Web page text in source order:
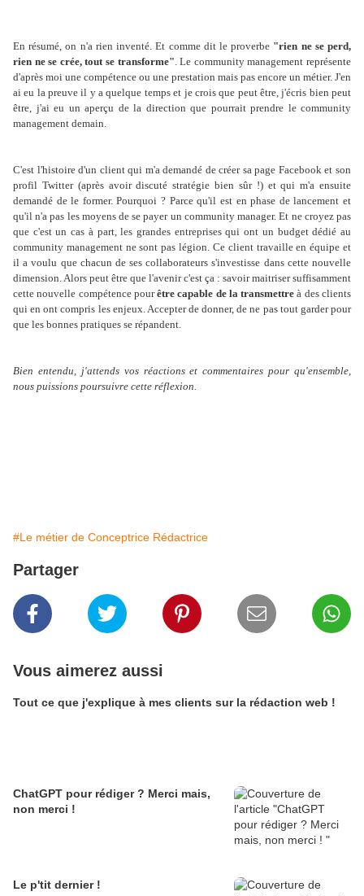
En résumé, on n'a rien inventé. Et comme dit le proverbe "rien ne se perd,
rien ne se crée, tout se transforme". Le community management représente
d'après moi une compétence ou une prestation mais pas encore un métier. J'en
ai eu la preuve il y a quelque temps et je crois que peut être, j'écris bien peut
être, j'ai eu un aperçu de la direction que pourrait prendre le community
management demain.
C'est l'histoire d'un client qui m'a demandé de créer sa page Facebook et son
profil Twitter (après avoir discuté stratégie bien sûr !) et qui m'a ensuite
demandé de le former. Pourquoi ? Parce qu'il est en phase de lancement et
qu'il n'a pas les moyens de se payer un community manager. Et ne croyez pas
que c'est un cas à part, les grandes entreprises qui ont un budget dédié au
community management ne sont pas légion. Ce client travaille en équipe et
il a voulu que chacun de ses collaborateurs s'investisse dans cette nouvelle
dimension. Alors peut être que l'avenir c'est ça : savoir maitriser suffisamment
cette nouvelle compétence pourêtre capable de la transmettre à des clients
qui en ont compris les enjeux. Accepter de donner, de ne pas tout garder pour
que les bonnes pratiques se répandent.
Bien entendu, j'attends vos réactions et commentaires pour qu'ensemble,
nous puissions poursuivre cette réflexion.
#Le métier de Conceptrice Rédactrice
Partager
Vous aimerez aussi
Tout ce que j'explique à mes clients sur la rédaction web !
ChatGPT pour rédiger ? Merci mais,
non merci !
Le p'tit dernier !